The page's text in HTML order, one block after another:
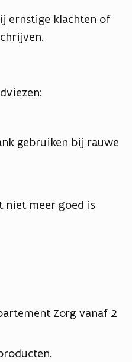
ernstige klachten of
gebruiken bij rauwe
niet meer goed is
Zorg vanaf 2